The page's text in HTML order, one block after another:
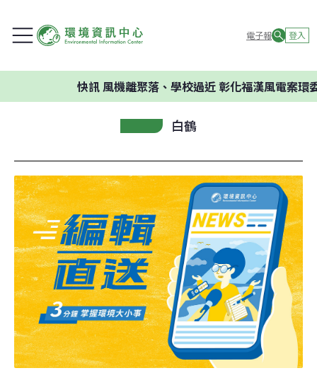
電子報 登入
風機離聚落、學校過近 彰化福漢風電案環委建議
白鶴